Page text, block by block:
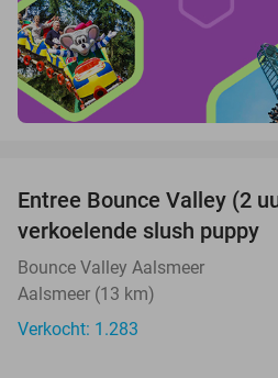
Entree Bounce Valley (2
verkoelende slush puppy
Bounce Valley Aalsmeer
Aalsmeer (13 km)
Verkocht: 1.283